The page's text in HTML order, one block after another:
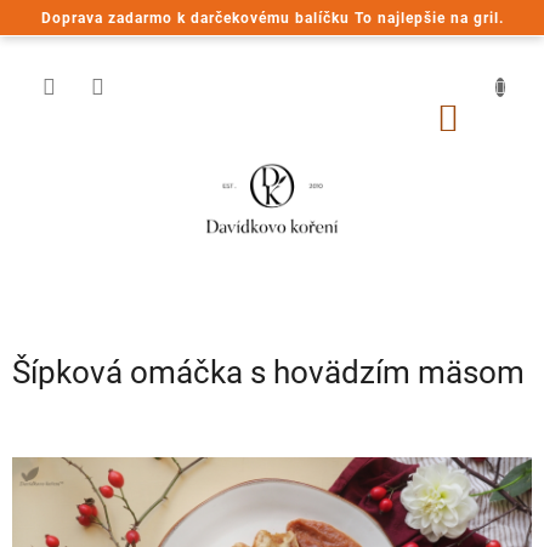
Doprava zadarmo k darčekovému balíčku To najlepšie na gril.
Prejsť
na
Šípková omáčka s hovädzím mäsom